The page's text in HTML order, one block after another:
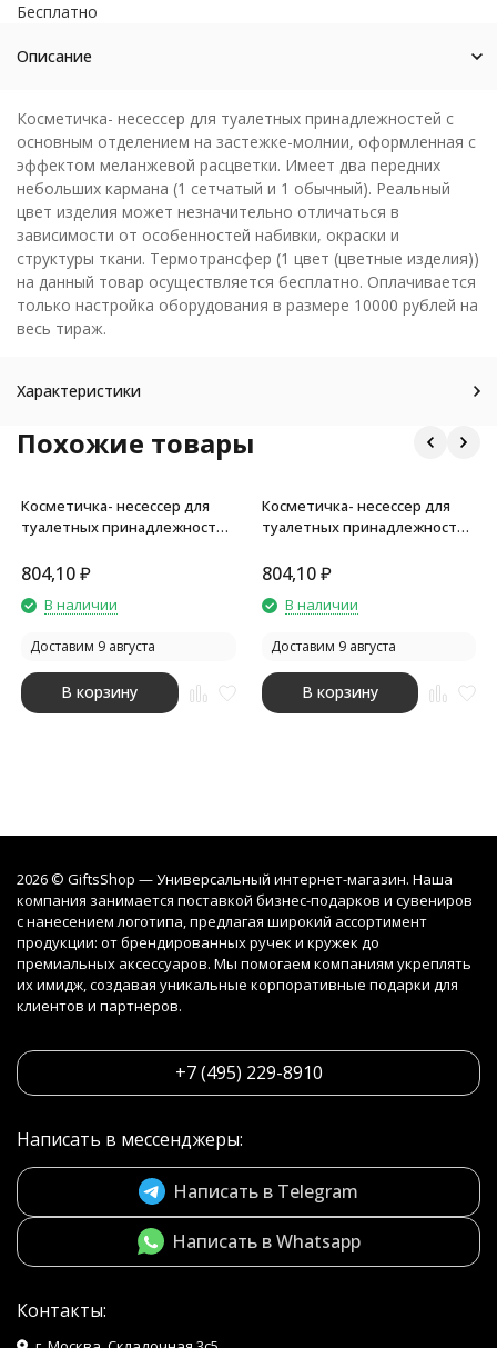
Бесплатно
Описание
Косметичка- несессер для туалетных принадлежностей с
основным отделением на застежке-молнии, оформленная с
эффектом меланжевой расцветки. Имеет два передних
небольших кармана (1 сетчатый и 1 обычный). Реальный
цвет изделия может незначительно отличаться в
зависимости от особенностей набивки, окраски и
структуры ткани. Термотрансфер (1 цвет (цветные изделия))
на данный товар осуществляется бесплатно. Оплачивается
только настройка оборудования в размере 10000 рублей на
весь тираж.
Характеристики
Похожие товары
Косметичка- несессер для
туалетных принадлежностей
804,10₽
В наличии
Доставим 9 августа
В корзину
Косметичка- несессер для
туалетных принадлежностей
804,10 ₽
В наличии
Доставим 9 августа
В корзину
2026 © GiftsShop — Универсальный интернет-магазин. Наша
компания занимается поставкой бизнес-подарков и сувениров
с нанесением логотипа, предлагая широкий ассортимент
продукции: от брендированных ручек и кружек до
премиальных аксессуаров. Мы помогаем компаниям укреплять
их имидж, создавая уникальные корпоративные подарки для
клиентов и партнеров.
+7 (495) 229-8910
Написать в мессенджеры:
Написать в Telegram
Написать в Whatsapp
Контакты: